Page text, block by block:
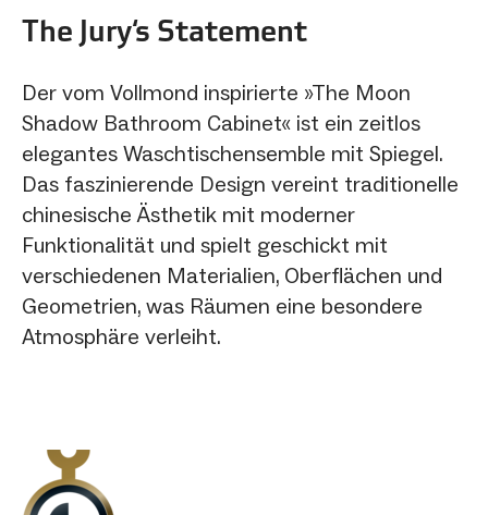
The Jury‘s Statement
Der vom Vollmond inspirierte »The Moon
Shadow Bathroom Cabinet« ist ein zeitlos
elegantes Waschtischensemble mit Spiegel.
Das faszinierende Design vereint traditionelle
chinesische Ästhetik mit moderner
Funktionalität und spielt geschickt mit
verschiedenen Materialien, Oberflächen und
Geometrien, was Räumen eine besondere
Atmosphäre verleiht.